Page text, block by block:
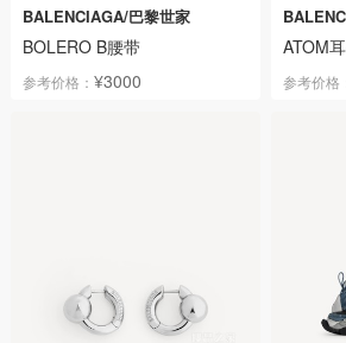
BALENCIAGA/巴黎世家
BOLERO B腰带
参考价格： ¥3000
ATOM
参考价格